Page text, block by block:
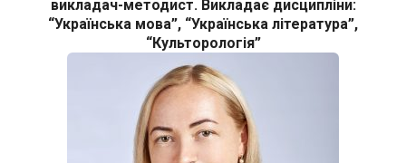
викладач-методист. Викладає дисципліни:
“Українська мова”, “Українська література”,
“Культорологія”